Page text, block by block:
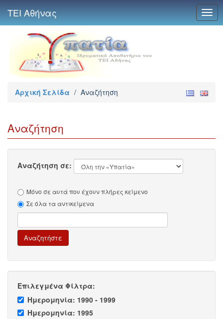
ΤΕΙ Αθήνας
Αρχική Σελίδα / Αναζήτηση
Αναζήτηση
Αναζήτηση σε:
Μόνο σε αυτά που έχουν πλήρες κείμενο
Σε όλα τα αντικείμενα
Επιλεγμένα Φίλτρα:
Ημερομηνία: 1990 - 1999
Ημερομηνία: 1995